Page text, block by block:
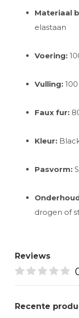
Materiaal
elastaan
Voering:
Vulling:
Faux fur:
Kleur:
Pasvorm:
drogen of
Reviews
Recente